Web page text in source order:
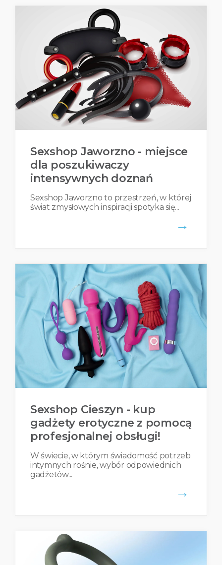
Sexshop Jaworzno - miejsce
dla poszukiwaczy
intensywnych doznań
Sexshop Jaworzno to przestrzeń, w której
świat zmysłowych inspiracji spotyka się...
→
Sexshop Cieszyn - kup
gadżety erotyczne z pomocą
profesjonalnej obsługi!
W świecie, w którym świadomość potrzeb
intymnych rośnie, wybór odpowiednich
gadżetów...
→